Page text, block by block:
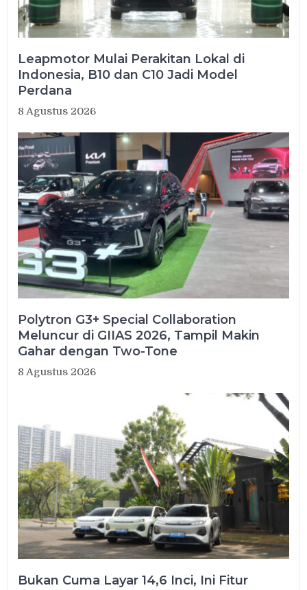
Leapmotor Mulai Perakitan Lokal di
Indonesia, B10 dan C10 Jadi Model
Perdana
8 Agustus 2026
Polytron G3+ Special Collaboration
Meluncur di GIIAS 2026, Tampil Makin
Gahar dengan Two-Tone
8 Agustus 2026
Bukan Cuma Layar 14,6 Inci, Ini Fitur